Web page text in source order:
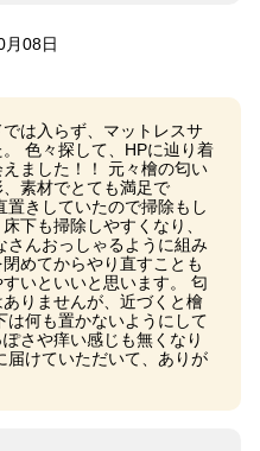
月08日
は入らず、マットレスサ
色々探して、HPに辿り着
ました！！ 元々檜の匂い
素材でとても満足で
きしていたので掃除もし
下も掃除しやすくなり、
さんおっしゃるように組み
めてからやり直すことも
いといいと思います。 匂
りませんが、近づくと檜
は何も置かないようにして
さや痒い感じも無くなり
届けていただいて、ありが